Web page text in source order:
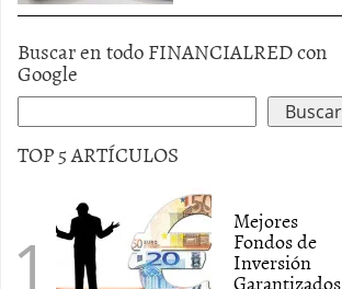
Buscar en todo FINANCIALRED con
Google
TOP 5 ARTÍCULOS
Mejores
Fondos de
Inversión
Garantizados